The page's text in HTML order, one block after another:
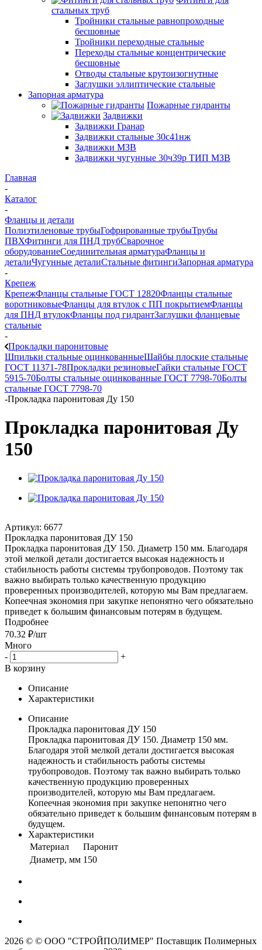
стальных труб
Тройники стальные равнопроходные
бесшовные
Тройники переходные стальные
Переходы стальные концентрические
бесшовные
Отводы стальные крутоизогнутные
Заглушки эллиптические стальные
Запорная арматура
Пожарные гидранты
Задвижки
Задвижки Гранар
Задвижки стальные 30с41нж
Задвижки МЗВ
Задвижки чугунные 30ч39р ТИП МЗВ
Главная
-
Каталог
-
Фланцы и детали
Полиэтиленовые трубыГофрированные трубыТрубы
ПВХФитинги для ПНД трубСварочное
оборудованиеСоединительная арматураФланцы и
деталиЧугунные деталиСтальные фитингиЗапорная арматура
-
Крепеж
КрепежФланцы стальные ГОСТ 12820Фланцы стальные
воротниковыеФланцы для втулок с ПП покрытиемФланцы
для ПНД втулокФланцы под гидрантЗаглушки фланцевые
стальные
-
Прокладки паронитовые
Шпильки стальные оцинкованныеШайбы плоские стальные
ГОСТ 11371-78Прокладки резиновыеГайки стальные ГОСТ
5915-70Болты стальные оцинкованные ГОСТ 7798-70Болты
стальные ГОСТ 7798-70
-Прокладка паронитовая Ду 150
Прокладка паронитовая Ду
150
Артикул: 6677
Прокладка паронитовая ДУ 150
Прокладка паронитовая ДУ 150. Диаметр 150 мм. Благодаря
этой мелкой детали достигается высокая надежность и
стабильность работы системы трубопроводов. Поэтому так
важно выбирать только качественную продукцию
проверенных производителей, которую мы Вам предлагаем.
Копеечная экономия при закупке непонятно чего обязательно
приведет к большим финансовым потерям в будущем.
Подробнее
70.32 ₽/шт
Много
-
+
В корзину
Описание
Характеристики
Описание
Прокладка паронитовая ДУ 150
Прокладка паронитовая ДУ 150. Диаметр 150 мм.
Благодаря этой мелкой детали достигается высокая
надежность и стабильность работы системы
трубопроводов. Поэтому так важно выбирать только
качественную продукцию проверенных
производителей, которую мы Вам предлагаем.
Копеечная экономия при закупке непонятно чего
обязательно приведет к большим финансовым потерям в
будущем.
Характеристики
Материал
Паронит
Диаметр, мм 150
2026 © © ООО "СТРОЙПОЛИМЕР" Поставщик Полимерных